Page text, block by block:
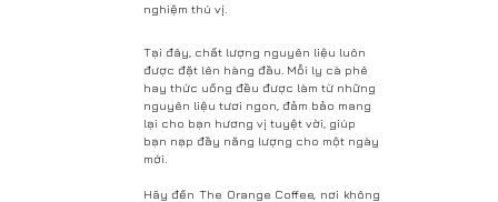
nghiệm thú vị.
Tại đây, chất lượng nguyên liệu luôn
được đặt lên hàng đầu. Mỗi ly cà phê
hay thức uống đều được làm từ những
nguyên liệu tươi ngon, đảm bảo mang
lại cho bạn hương vị tuyệt vời, giúp
bạn nạp đầy năng lượng cho một ngày
mới.
Hãy đến The Orange Coffee, nơi không